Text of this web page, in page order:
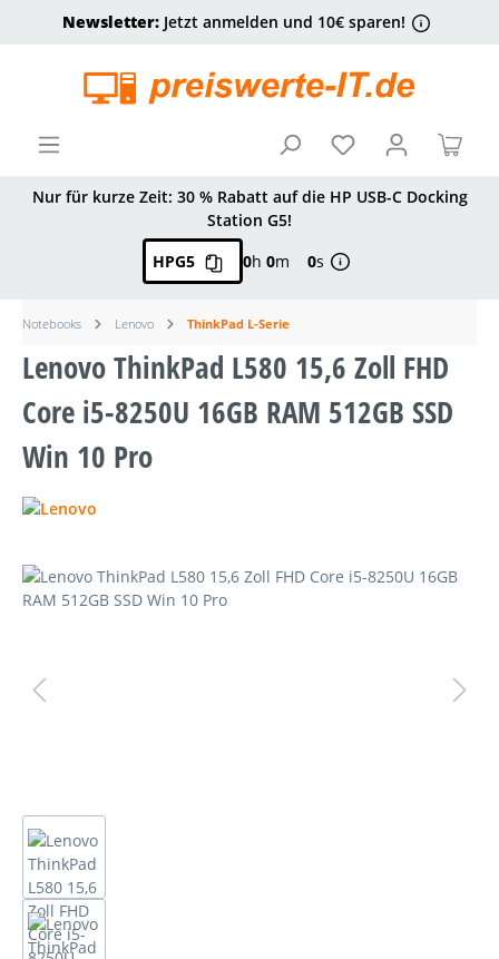
springen
Newsletter:Jetzt anmelden und 10€ sparen!
Nur für kurze Zeit: 30 % Rabatt auf die HP USB-C Docking
Station G5!
HPG5
0h 0m 0s
Notebooks Lenovo ThinkPad L-Serie
Lenovo ThinkPad L580 15,6 Zoll FHD
Core i5-8250U 16GB RAM 512GB SSD
Win 10 Pro
Bildergalerie überspringen